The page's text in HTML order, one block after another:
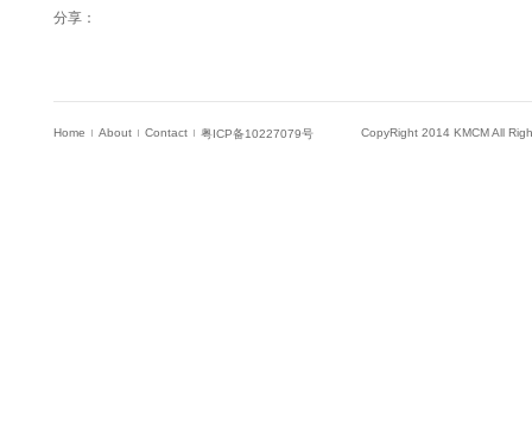
分享：
Home About Contact 粤ICP备10227079号 CopyRight 2014 KMCM All